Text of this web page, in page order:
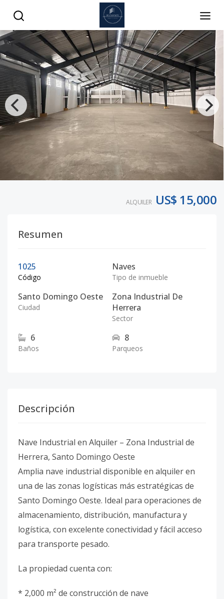
ALQUILER US$ 15,000
Resumen
1025
Código
Naves
Tipo de inmueble
Santo Domingo Oeste
Ciudad
Zona Industrial De
Herrera
Sector
6
Baños
8
Parqueos
Descripción
Nave Industrial en Alquiler – Zona Industrial de
Herrera, Santo Domingo Oeste
Amplia nave industrial disponible en alquiler en
una de las zonas logísticas más estratégicas de
Santo Domingo Oeste. Ideal para operaciones de
almacenamiento, distribución, manufactura y
logística, con excelente conectividad y fácil acceso
para transporte pesado.
La propiedad cuenta con:
* 2,000 m² de construcción de nave